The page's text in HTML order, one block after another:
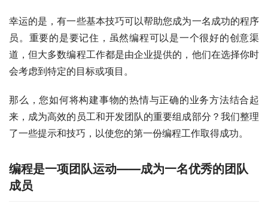
幸运的是，有一些基本技巧可以帮助您成为一名成功的程序
员。重要的是要记住，虽然编程可以是一个很好的创意渠
道，但大多数编程工作都是由企业提供的，他们在选择你时
会考虑到特定的目标或项目。
那么，您如何将构建事物的热情与正确的业务方法结合起
来，成为高效的员工和开发团队的重要组成部分？我们整理
了一些提示和技巧，以使您的第一份编程工作取得成功。
编程是一项团队运动——成为一名优秀的团队
成员